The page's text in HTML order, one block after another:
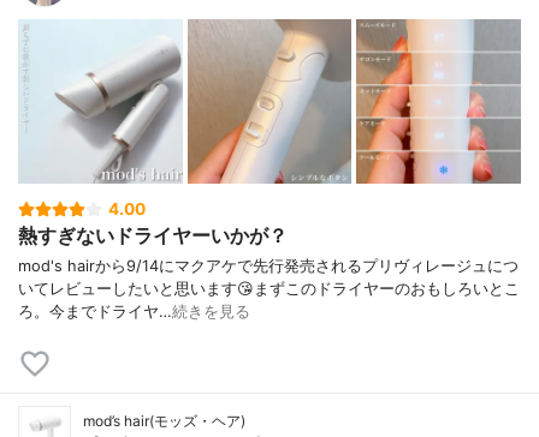
4.00
熱すぎないドライヤーいかが？
mod's hairから9/14にマクアケで先行発売されるプリヴィレージュにつ
いてレビューしたいと思います😘まずこのドライヤーのおもしろいとこ
ろ。今までドライヤ…続きを見る
mod’s hair(モッズ・ヘア)